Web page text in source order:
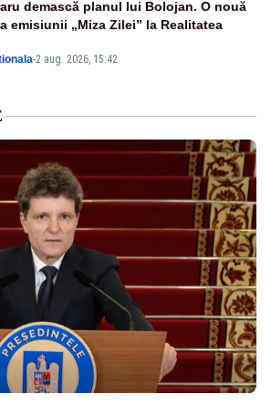
-2 aug. 2026, 15:42
demască planul lui Bolojan. O nouă
emisiunii „Miza Zilei” la Realitatea